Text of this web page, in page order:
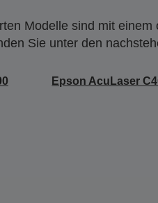
Modelle sind mit
Sie unter den
Epson AcuLaser